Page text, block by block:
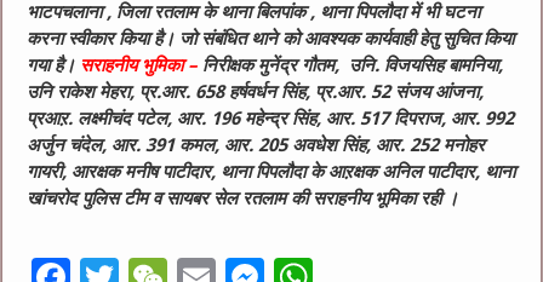
भाटपचलाना , जिला रतलाम के थाना बिलपांक , थाना पिपलौदा में भी घटना
करना स्वीकार किया है। जो संबंधित थाने को आवश्यक कार्यवाही हेतु सुचित किया
गया है। सराहनीय भुमिका – निरीक्षक मुनेंद्र गौतम, उनि. विजयसिह बामनिया,
उनि राकेश मेहरा, प्र.आर. 658 हर्षवर्धन सिंह, प्र.आर. 52 संजय आंजना,
प्रआऱ. लक्ष्मीचंद पटेल, आर. 196 महेन्द्र सिंह, आर. 517 दिपराज, आर. 992
अर्जुन चंदेल, आर. 391 कमल, आर. 205 अवधेश सिंह, आर. 252 मनोहर
गायरी, आरक्षक मनीष पाटीदार, थाना पिपलौदा के आऱक्षक अनिल पाटीदार, थाना
खांचरोद पुलिस टीम व सायबर सेल रतलाम की सराहनीय भूमिका रही ।